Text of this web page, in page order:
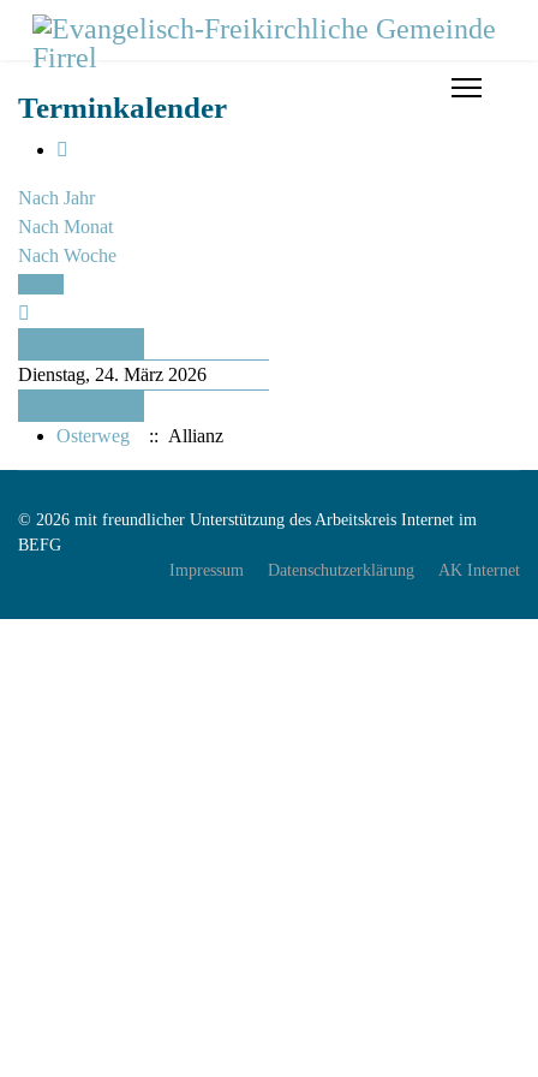
Terminkalender
Nach Jahr
Nach Monat
Nach Woche
Dienstag, 24. März 2026
Osterweg
:: Allianz
© 2026 mit freundlicher Unterstützung des Arbeitskreis Internet im
BEFG
Impressum
Datenschutzerklärung AK Internet